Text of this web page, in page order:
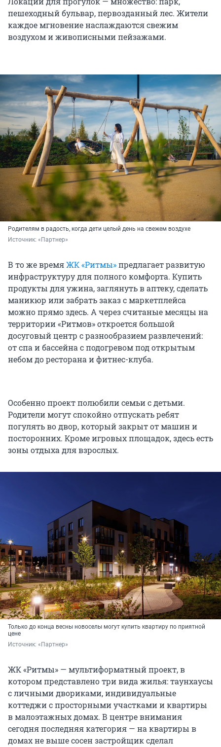
пешеходный бульвар, первозданный лес. Жители
каждое мгновение наслаждаются свежим
воздухом и живописными пейзажами.
Родителям в радость, когда дети целый день на свежем воздухе
Источник: «Партнер»
В то же времяЖК «Ритмы»предлагает развитую
инфраструктуру для полного комфорта. Купить
продукты для ужина, заглянуть в аптеку, сделать
маникюр или забрать заказ с маркетплейса
можно прямо здесь. А через считаные месяцы на
территории «Ритмов» откроется большой
досуговый центр с разнообразием развлечений:
от спа и бассейна с подогревом под открытым
небом до ресторана и фитнес-клуба.
Особенно проект полюбили семьи с детьми.
Родители могут спокойно отпускать ребят
погулять во двор, который закрыт от машин и
посторонних. Кроме игровых площадок, здесь есть
зоны отдыха для взрослых.
Только до конца весны новоселы могут купить квартиру по приятной
цене
Источник: «Партнер»
ЖК «Ритмы» — мультиформатный проект, в
котором представлено три вида жилья: таунхаусы
с личными двориками, индивидуальные
коттеджи с просторными участками и квартиры
в малоэтажных домах. В центре внимания
сегодня последняя категория — на квартиры в
домах не выше сосен застройщик сделал